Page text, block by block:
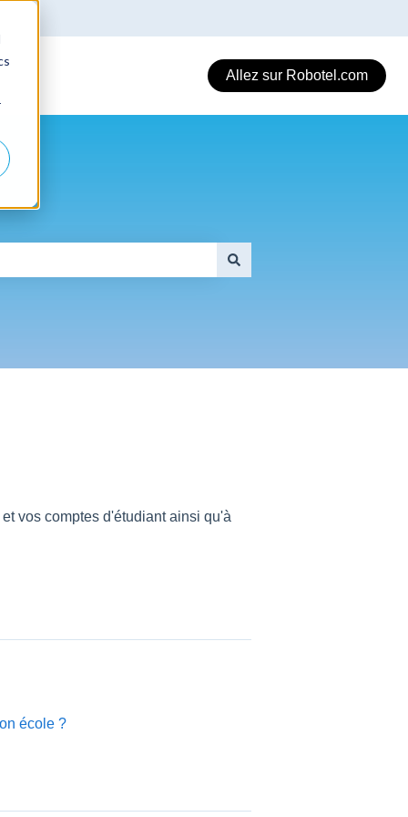
Allez sur Robotel.com
vos comptes d'étudiant ainsi qu'à
école ?